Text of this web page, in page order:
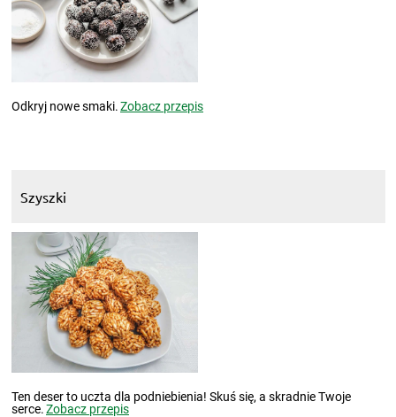
Odkryj nowe smaki.Zobacz przepis
Szyszki
Ten deser to uczta dla podniebienia! Skuś się, a skradnie Twoje
serce.Zobacz przepis